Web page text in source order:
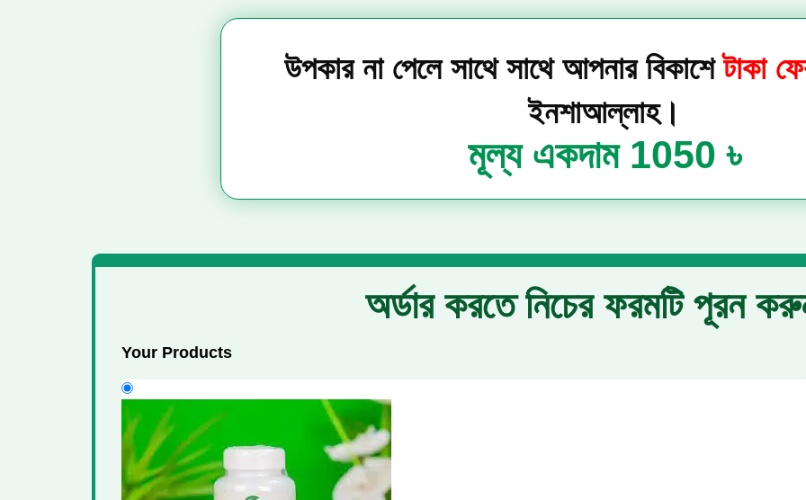
উপকার না পেলে সাথে সাথে আপনার বিকাশেটাকা
ইনশাআল্লাহ।
মূল্য একদাম 1050 ৳
অর্ডার করতে নিচের ফরমটি পূরন
Your Products